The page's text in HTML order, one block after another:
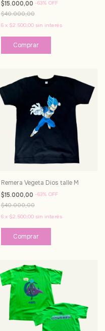
$15.000,00 -63% OFF
$40.000,00
6 x $2.500,00 sin interés
Remera Vegeta Dios talle M
$15.000,00 -63% OFF
$40.000,00
6 x $2.500,00 sin interés